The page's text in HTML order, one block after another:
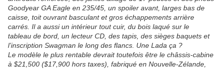
Goodyear GA Eagle en 235/45, un spoiler avant, larges bas de
caisse, toit ouvrant basculant et gros échappements arrière
carrés. Il a aussi un intérieur tout cuir, du bois laqué sur le
tableau de bord, un lecteur CD, des tapis, des sièges baquets et
l’inscription Swagman le long des flancs. Une Lada ça ?
Le modèle le plus rentable devrait toutefois être le châssis-cabine
à $21,500 ($17,900 hors taxes), fabriqué en Nouvelle-Zélande,